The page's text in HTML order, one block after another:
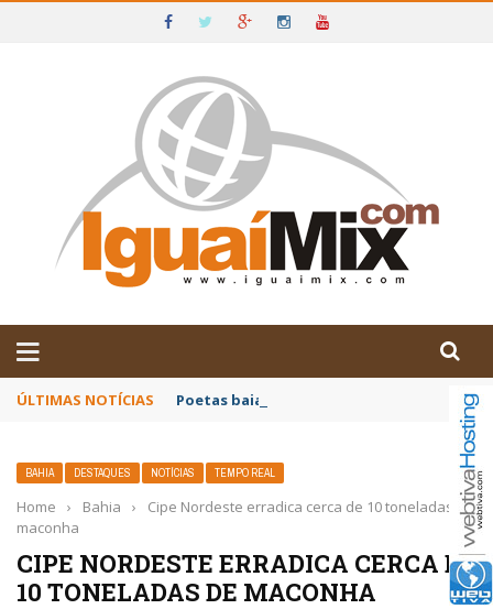
IGUAÍ E SUDOESTE DA BAHIA
ÚLTIMAS NOTÍCIAS Poetas baianos representam o Brasil no
BAHIA DESTAQUES NOTÍCIAS TEMPO REAL
Home › Bahia ›
Cipe Nordeste erradica cerca de 10 toneladas de
maconha
CIPE NORDESTE ERRADICA CERCA DE
10 TONELADAS DE MACONHA